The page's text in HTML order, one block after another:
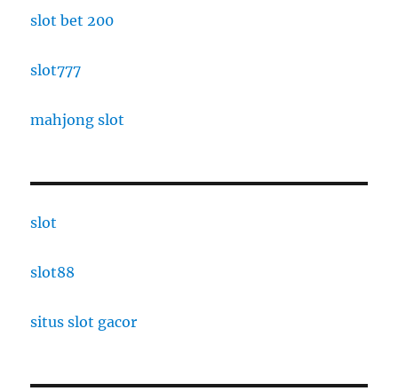
slot bet 200
slot777
mahjong slot
slot
slot88
situs slot gacor